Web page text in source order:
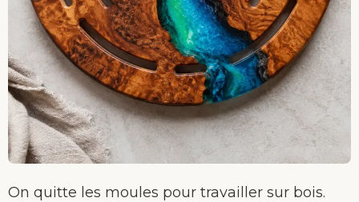
On quitte les moules pour travailler sur bois.